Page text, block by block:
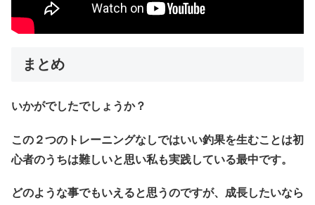
まとめ
いかがでしたでしょうか？
この２つのトレーニングなしではいい釣果を生むことは初
心者のうちは難しいと思い私も実践している最中です。
どのような事でもいえると思うのですが、成長したいなら